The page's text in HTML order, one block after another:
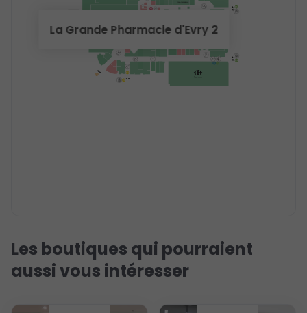
La Grande Pharmacie d'Evry 2
Les boutiques qui pourraient
aussi vous intéresser